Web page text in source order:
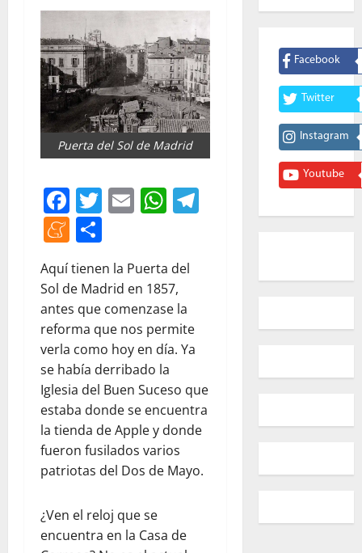
Puerta del Sol de Madrid
Facebook
Twitter
EmailWhatsApp
Telegram
Meneame
Aquí tienen la Puerta del
Sol de Madrid en 1857,
antes que comenzase la
reforma que nos permite
verla como hoy en día. Ya
se había derribado la
Iglesia del Buen Suceso que
estaba donde se encuentra
la tienda de Apple y donde
fueron fusilados varios
patriotas del Dos de Mayo.
¿Ven el reloj que se
encuentra en la Casa de
Facebook
Twitter
Instagram
Youtube